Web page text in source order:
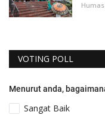
VOTING POLL
Menurut anda,
Sangat Baik